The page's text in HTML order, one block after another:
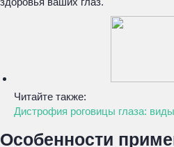
Читайте также:
Дистрофия роговицы глаза:
Особенности